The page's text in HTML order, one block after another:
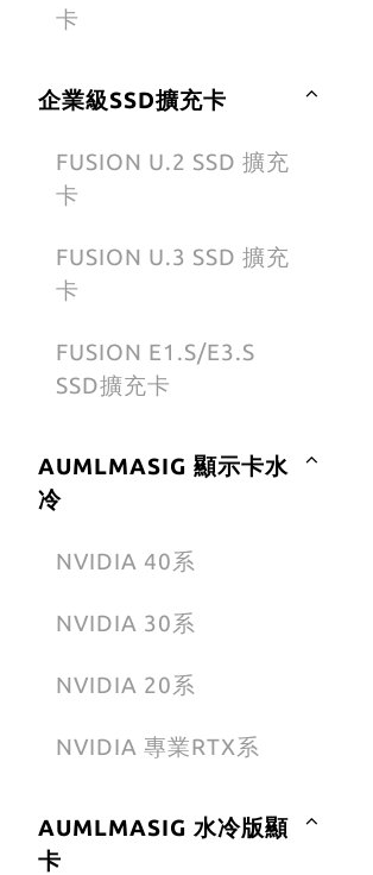
卡
企業級SSD擴充卡
FUSION U.2 SSD 擴充
卡
FUSION U.3 SSD 擴充
卡
FUSION E1.S/E3.S
SSD擴充卡
AUMLMASIG 顯示卡水
冷
NVIDIA 40系
NVIDIA 30系
NVIDIA 20系
NVIDIA 專業RTX系
AUMLMASIG 水冷版顯
卡